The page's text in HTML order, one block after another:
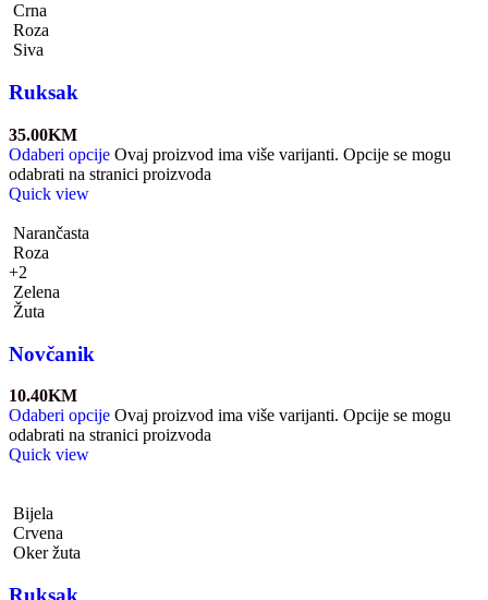
Crna
Roza
Siva
Ruksak
35.00KM
Odaberi opcije Ovaj proizvod ima više varijanti. Opcije se mogu
odabrati na stranici proizvoda
Quick view
Narančasta
Roza
+2
Zelena
Žuta
Novčanik
10.40KM
Odaberi opcije Ovaj proizvod ima više varijanti. Opcije se mogu
odabrati na stranici proizvoda
Quick view
Bijela
Crvena
Oker žuta
Ruksak